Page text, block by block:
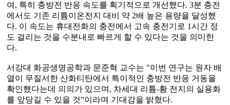
여, 특히 충방전 반응 속도를 획기적으로 개선했다. 3분 충전
에서도 기존 리튬이온전지 대비 약 2배 높은 용량을 달성했
다. 이 속도는 휴대전화의 충전에서 고속 충전기로 1시간 정
도 걸리는 것을 수분내로 빠르게 할 수 있다는 것을 의미한
다.
서강대 화공생명공학과 문준혁 교수는 "이번 연구는 원자 배
열이 무질서한 산화티탄에서 특이적인 충방전 반응 거동을
확인했다는데 의의가 있으며, 차세대 리튬-황 전지의 실용화
를 앞당길 수 있을 것”이라며 기대감을 밝혔다.